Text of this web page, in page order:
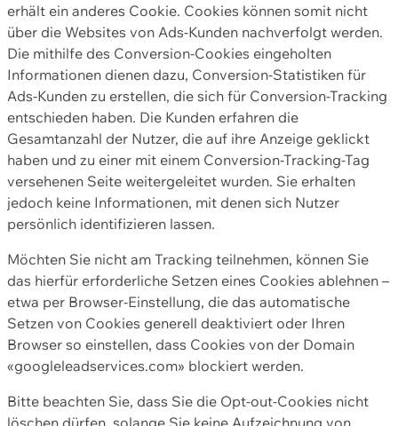
erhält ein anderes Cookie. Cookies können somit nicht
über die Websites von Ads-Kunden nachverfolgt werden.
Die mithilfe des Conversion-Cookies eingeholten
Informationen dienen dazu, Conversion-Statistiken für
Ads-Kunden zu erstellen, die sich für Conversion-Tracking
entschieden haben. Die Kunden erfahren die
Gesamtanzahl der Nutzer, die auf ihre Anzeige geklickt
haben und zu einer mit einem Conversion-Tracking-Tag
versehenen Seite weitergeleitet wurden. Sie erhalten
jedoch keine Informationen, mit denen sich Nutzer
persönlich identifizieren lassen.
Möchten Sie nicht am Tracking teilnehmen, können Sie
das hierfür erforderliche Setzen eines Cookies ablehnen –
etwa per Browser-Einstellung, die das automatische
Setzen von Cookies generell deaktiviert oder Ihren
Browser so einstellen, dass Cookies von der Domain
«googleleadservices.com» blockiert werden.
Bitte beachten Sie, dass Sie die Opt-out-Cookies nicht